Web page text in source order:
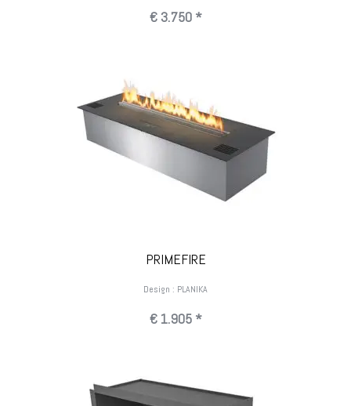
€ 3.750 *
PRIMEFIRE
Design : PLANIKA
€ 1.905 *